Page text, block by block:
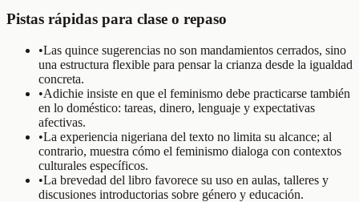
Pistas rápidas para clase o repaso
•Las quince sugerencias no son mandamientos cerrados, sino
una estructura flexible para pensar la crianza desde la igualdad
concreta.
•Adichie insiste en que el feminismo debe practicarse también
en lo doméstico: tareas, dinero, lenguaje y expectativas
afectivas.
•La experiencia nigeriana del texto no limita su alcance; al
contrario, muestra cómo el feminismo dialoga con contextos
culturales específicos.
•La brevedad del libro favorece su uso en aulas, talleres y
discusiones introductorias sobre género y educación.